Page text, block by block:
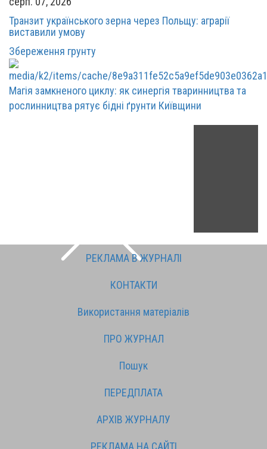
Транзит українського зерна через Польщу: аграрії
виставили умову
Збереження грунту
Магія замкненого циклу: як синергія тваринництва та
рослинництва рятує бідні ґрунти Київщини
РЕКЛАМА В ЖУРНАЛІ
КОНТАКТИ
Використання матеріалів
ПРО ЖУРНАЛ
Пошук
ПЕРЕДПЛАТА
АРХІВ ЖУРНАЛУ
РЕКЛАМА НА САЙТІ